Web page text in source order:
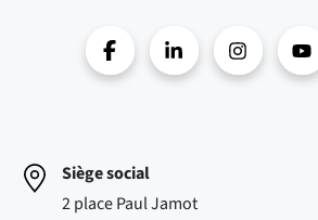
Siège social
2 place Paul Jamot